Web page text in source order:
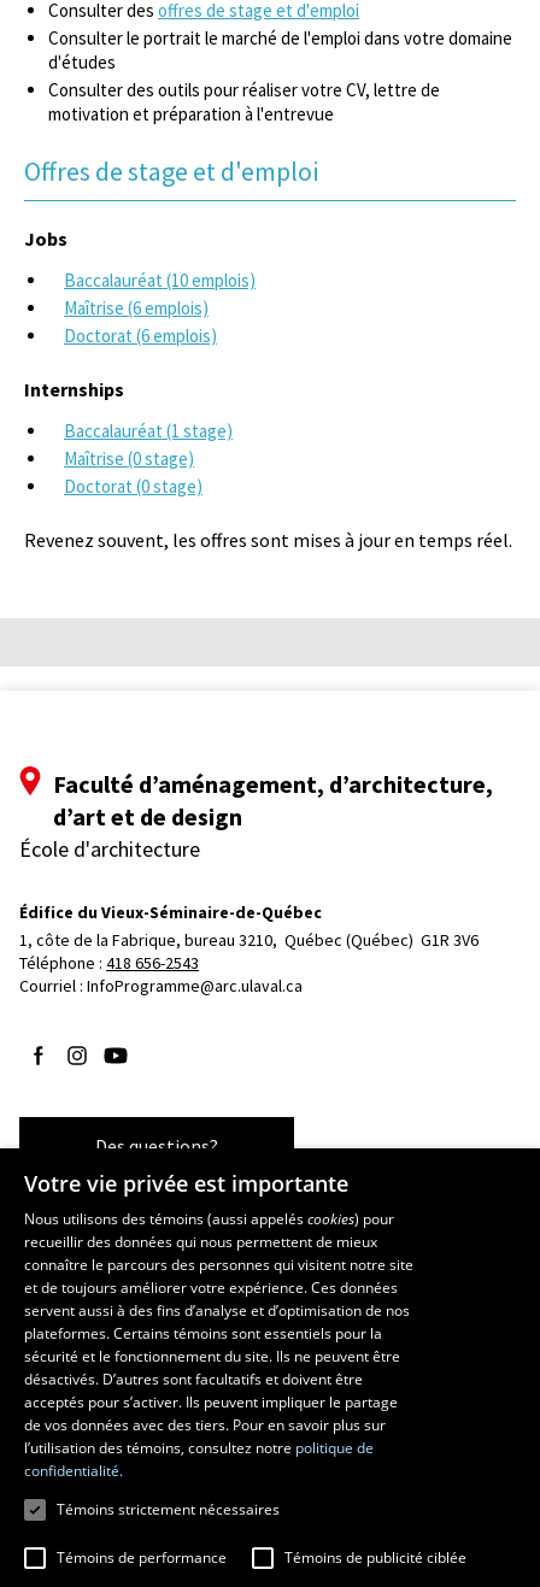
Consulter des offres de stage et d'emploi
Consulter le portrait le marché de l'emploi dans votre domaine
d'études
Consulter des outils pour réaliser votre CV, lettre de
motivation et préparation à l'entrevue
Offres de stage et d'emploi
Jobs
Baccalauréat (10 emplois)
Maîtrise (6 emplois)
Doctorat (6 emplois)
Internships
Baccalauréat (1 stage)
Maîtrise (0 stage)
Doctorat (0 stage)
Revenez souvent, les offres sont mises à jour en temps réel.
Faculté d’aménagement, d’architecture,
d’art et de design
École d'architecture
Édifice du Vieux-Séminaire-de-Québec
1, côte de la Fabrique, bureau 3210, Québec (Québec)  G1R 3V6
Téléphone : 418 656-2543
Courriel : InfoProgramme@arc.ulaval.ca
Suivez-nous sur Facebook
Suivez-nous sur Instagram
Suivez-nous sur YouTube
Des questions?
Les écoles et la recherche
École d’art
École supérieure d’aménagement du territoire et de développement
régional
École de design
Centre de recherche en aménagement et développement
Votre vie privée est importante
Nous utilisons des témoins (aussi appeléscookies) pour
recueillir des données qui nous permettent de mieux
connaître le parcours des personnes qui visitent notre site
et de toujours améliorer votre expérience. Ces données
servent aussi à des fins d’analyse et d’optimisation de nos
plateformes. Certains témoins sont essentiels pour la
sécurité et le fonctionnement du site. Ils ne peuvent être
désactivés. D’autres sont facultatifs et doivent être
acceptés pour s’activer. Ils peuvent impliquer le partage
de vos données avec des tiers. Pour en savoir plus sur
l’utilisation des témoins, consultez notre politique de
confidentialité.
Témoins strictement nécessaires
Témoins de performance Témoins de publicité ciblée